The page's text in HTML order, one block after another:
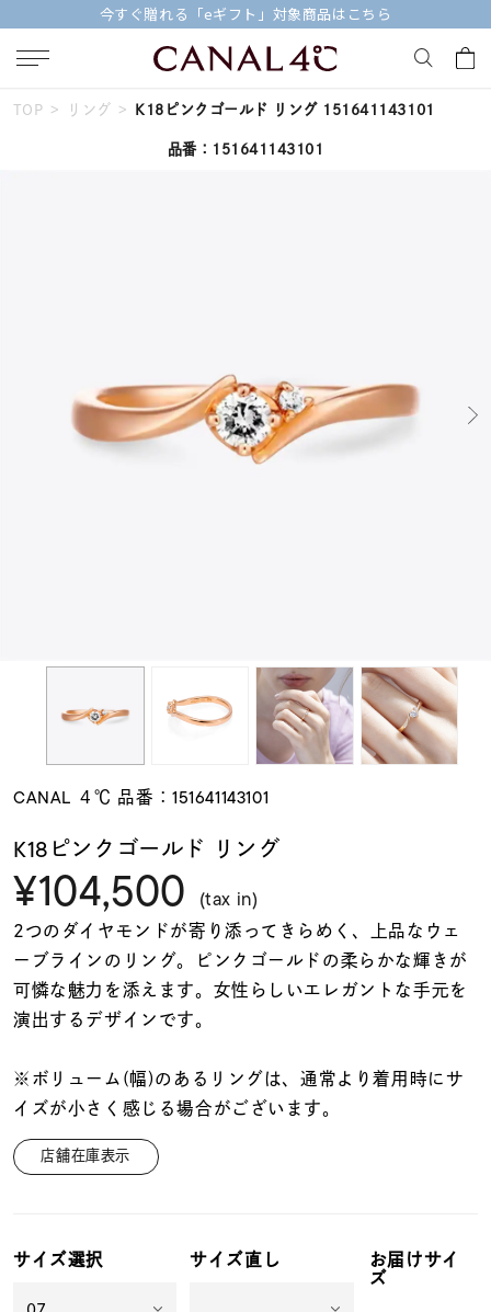
今すぐ贈れる「eギフト」対象商品はこちら
キーワードで検索する
Canal４℃
ファッションテイス
ト
着用シーン
リングサイズ
リングサイズ
TOP リング K18ピンクゴールド リング 151641143101
品番：151641143101
CANAL ４℃ 品番：151641143101
K18ピンクゴールド リング
¥104,500 (tax in)
2つのダイヤモンドが寄り添ってきらめく、上品なウェ
ーブラインのリング。ピンクゴールドの柔らかな輝きが
可憐な魅力を添えます。女性らしいエレガントな手元を
演出するデザインです。
※ボリューム(幅)のあるリングは、通常より着用時にサ
イズが小さく感じる場合がございます。
店舗在庫表示
サイズ選択 サイズ直し
お届けサイ
ズ